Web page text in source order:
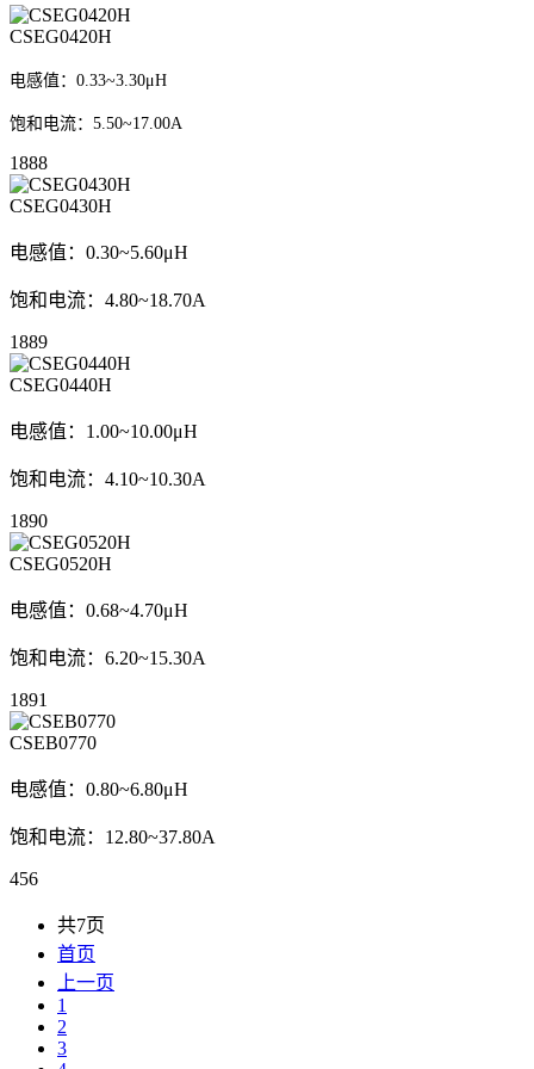
CSEG0420H
电感值：0.33~3.30μH
饱和电流：5.50~17.00A
1888
CSEG0430H
电感值：0.30~5.60μH
饱和电流：4.80~18.70A
1889
CSEG0440H
电感值：1.00~10.00μH
饱和电流：4.10~10.30A
1890
CSEG0520H
电感值：0.68~4.70μH
饱和电流：6.20~15.30A
1891
CSEB0770
电感值：0.80~6.80μH
饱和电流：12.80~37.80A
456
共7页
首页
上一页
1
2
3